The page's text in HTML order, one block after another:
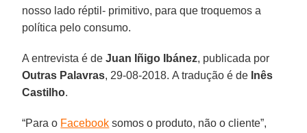
nosso lado réptil- primitivo, para que troquemos a
política pelo consumo.
A entrevista é deJuan Iñigo Ibánez, publicada por
Outras Palavras, 29-08-2018. A tradução é de Inês
Castilho.
“Para o Facebook somos o produto, não o cliente”,